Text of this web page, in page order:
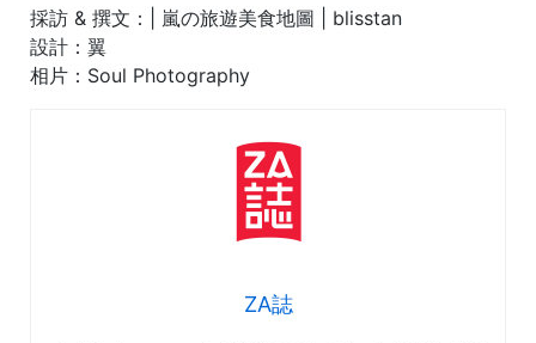
採訪 & 撰文：| 嵐の旅遊美食地圖 | blisstan
設計：翼
相片：Soul Photography
ZA誌